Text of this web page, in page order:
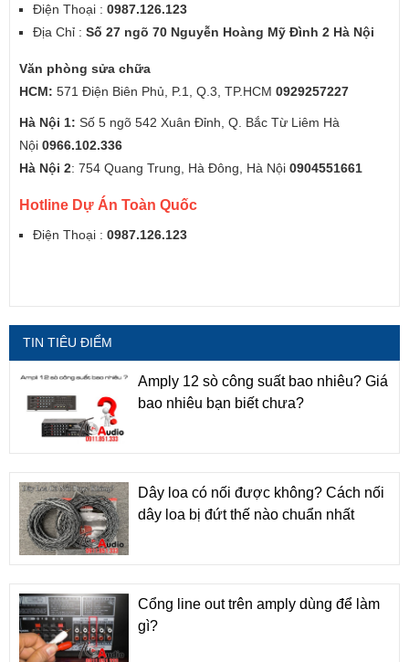
Điện Thoại : 0987.126.123
Địa Chỉ : Số 27 ngõ 70 Nguyễn Hoàng Mỹ Đình 2 Hà Nội
Văn phòng sửa chữa
HCM: 571 Điện Biên Phủ, P.1, Q.3, TP.HCM 0929257227
Hà Nội 1: Số 5 ngõ 542 Xuân Đỉnh, Q. Bắc Từ Liêm Hà
Nội 0966.102.336
Hà Nội 2: 754 Quang Trung, Hà Đông, Hà Nội 0904551661
Hotline Dự Án Toàn Quốc
Điện Thoại : 0987.126.123
TIN TIÊU ĐIỂM
Amply 12 sò công suất bao nhiêu? Giá
bao nhiêu bạn biết chưa?
Dây loa có nối được không? Cách nối
dây loa bị đứt thế nào chuẩn nhất
Cổng line out trên amply dùng để làm
gì?